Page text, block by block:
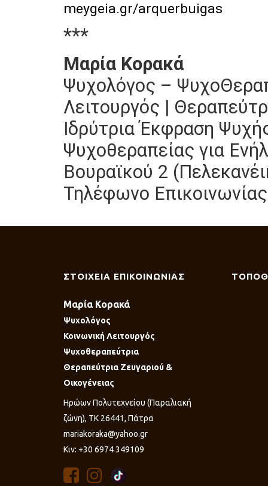
meygeia.gr/arquerbuigas
***
Μαρία Κορακά
Ψυχολόγος –
Λειτουργός |
Ιδρύτρια Έκφραση
Ψυχοθεραπείας για
Βουραϊκού 2
Τηλέφωνο
ΣΤΟΙΧΕΙΑ ΕΠΙΚΟΙΝΩΝΙΑΣ
Μαρία Κορακά
Ψυχολόγος
Κοινωνική Λειτουργός
Ψυχοθεραπεύτρια
Θεραπεύτρια Ζευγαριού &
Οικογένειας
Ηρώων Πολυτεχνείου (Παραλιακή
ζώνη), ΤΚ 26441, Πάτρα
mariakoraka@yahoo.gr
Κιν: +30 6974 349109